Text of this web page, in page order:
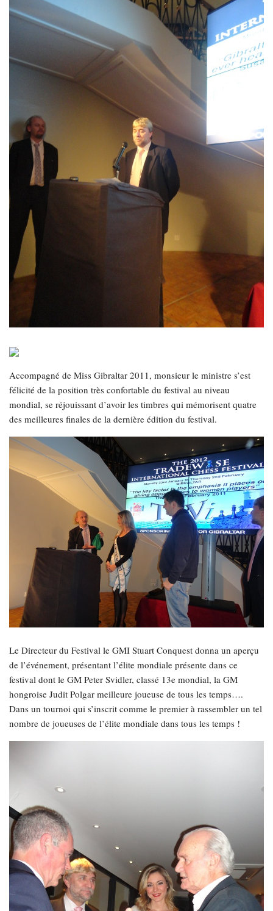
Accompagné de Miss Gibraltar 2011, monsieur le ministre s’est
félicité de la position très confortable du festival au niveau
mondial, se réjouissant d’avoir les timbres qui mémorisent quatre
des meilleures finales de la dernière édition du festival.
Le Directeur du Festival le GMI Stuart Conquest donna un aperçu
de l’événement, présentant l’élite mondiale présente dans ce
festival dont le GM Peter Svidler, classé 13e mondial, la GM
hongroise Judit Polgar meilleure joueuse de tous les temps….
Dans un tournoi qui s’inscrit comme le premier à rassembler un tel
nombre de joueuses de l’élite mondiale dans tous les temps !